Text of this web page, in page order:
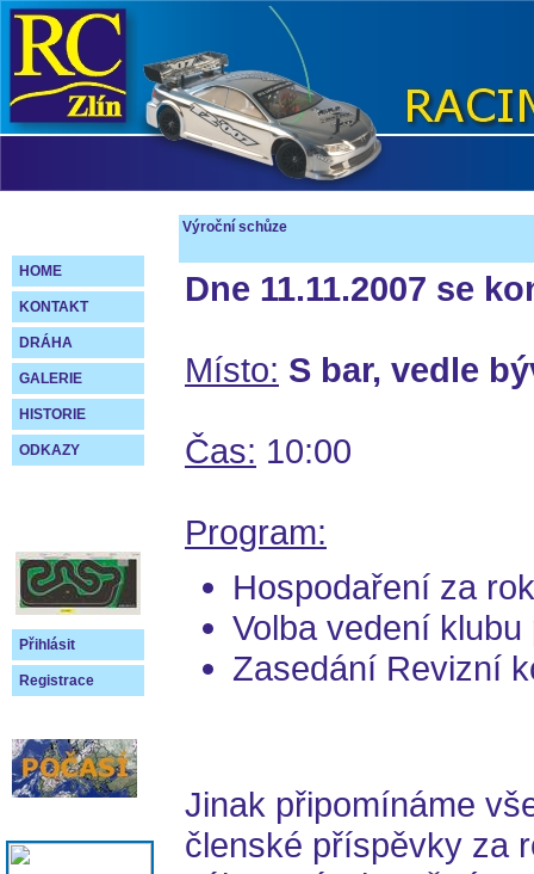
HOME
KONTAKT
DRÁHA
GALERIE
HISTORIE
ODKAZY
Přihlásit
Registrace
Výroční schůze
Dne 11.11.2007 se
Místo: S bar, vedle
Čas: 10:00
Program:
Hospodaření za
Volba vedení
Zasedání Revizní
Jinak připomínáme
členské příspěvky za